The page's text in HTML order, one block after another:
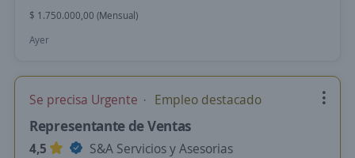
$ 1.750.000,00 (Mensual)
Ayer
Se precisa Urgente Empleo destacado
Representante de Ventas
4,5
S&A Servicios y Asesorias